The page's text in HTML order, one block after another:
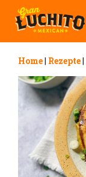
Home| Rezepte|